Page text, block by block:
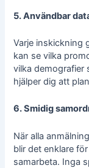
5. Användbar
Varje inskickning
kan se vilka
vilka demografier
hjälper dig att
6. Smidig
När alla
blir det enklare
samarbeta. Inga